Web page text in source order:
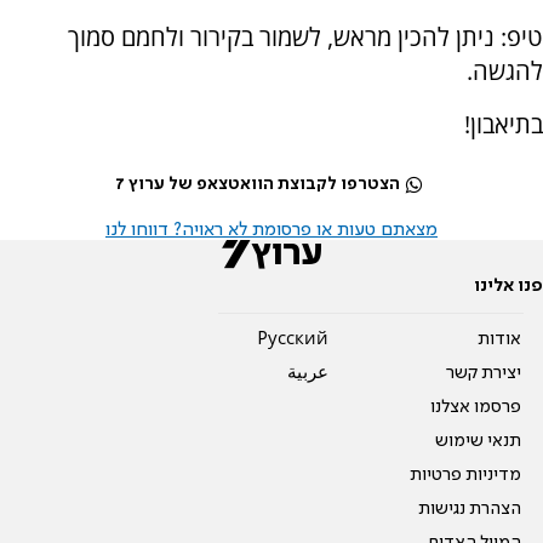
טיפ: ניתן להכין מראש, לשמור בקירור ולחמם סמוך
להגשה.
בתיאבון!
הצטרפו לקבוצת הוואטצאפ של ערוץ 7
מצאתם טעות או פרסומת לא ראויה? דווחו לנו
פנו אלינו
אודות
יצירת קשר
פרסמו אצלנו
תנאי שימוש
מדיניות פרטיות
הצהרת נגישות
Pусский
عربية